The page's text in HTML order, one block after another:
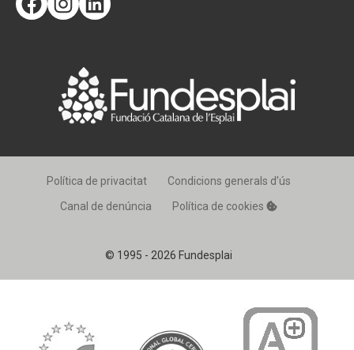
FacebookInstagram
LinkedIn
© 1995 - 2026 Fundesplai
Política de privacitat
Condicions generals d’ús
Canal de denúncia
Política de cookies